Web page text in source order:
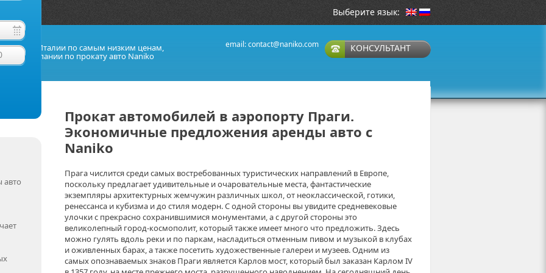
Выберите язык:
в Италии по самым низким ценам,
компании по прокату авто Naniko
КОНСУЛЬТАНТ
email:contact@naniko.com
авто
Прокат автомобилей в аэропорту Праги.
Экономичные предложения аренды авто с
Naniko
Прага числится среди самых востребованных туристических направлений в Европе,
поскольку предлагает удивительные и очаровательные места, фантастические
экземпляры архитектурных жемчужин различных школ, от неоклассической, готики,
ренессанса и кубизма и до стиля модерн. С одной стороны вы увидите средневековые
улочки с прекрасно сохранившимися монументами, а с другой стороны это
великолепный город-космополит, который также имеет много что предложить. Здесь
можно гулять вдоль реки и по паркам, насладиться отменным пивом и музыкой в клубах
и оживленных барах, а также посетить художественные галереи и музеев. Одним из
самых опознаваемых знаков Праги является Карлов мост, который был заказан Карлом IV